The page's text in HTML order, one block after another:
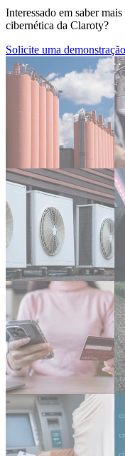
Interessado em saber
cibernética da Claroty?
Solicite uma demonstração